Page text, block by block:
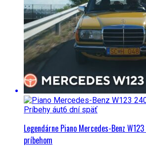
Príbehy áut6 dní späť
Legendárne Piano Mercedes-Benz
príbehom